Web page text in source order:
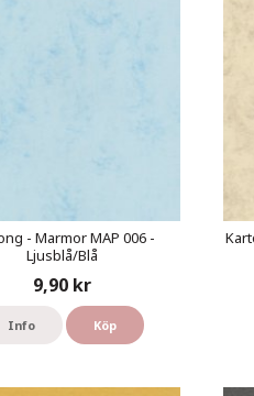
- Marmor MAP 006 -
Ljusblå/Blå
9,90 kr
Info Köp